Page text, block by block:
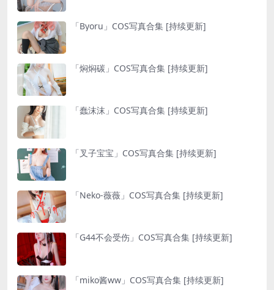
「Byoru」COS写真合集 [持续更新]
「焖焖碳」COS写真合集 [持续更新]
「蠢沫沫」COS写真合集 [持续更新]
「叉子宝宝」COS写真合集 [持续更新]
「Neko-薇薇」COS写真合集 [持续更新]
「G44不会受伤」COS写真合集 [持续更新]
「miko酱ww」COS写真合集 [持续更新]